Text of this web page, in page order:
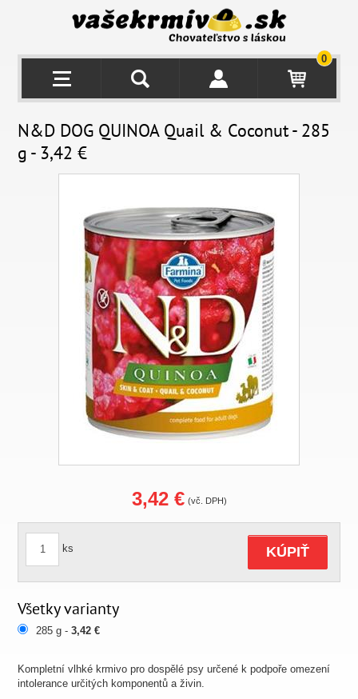
0
N&D DOG QUINOA Quail & Coconut - 285
g - 3,42 €
Kompletní vlhké krmivo pro dospělé psy určené k podpoře omezení
intolerance určitých komponentů a živin.
3,42 € (vč. DPH)
ks KÚPIŤ
Všetky varianty
285 g -3,42 €